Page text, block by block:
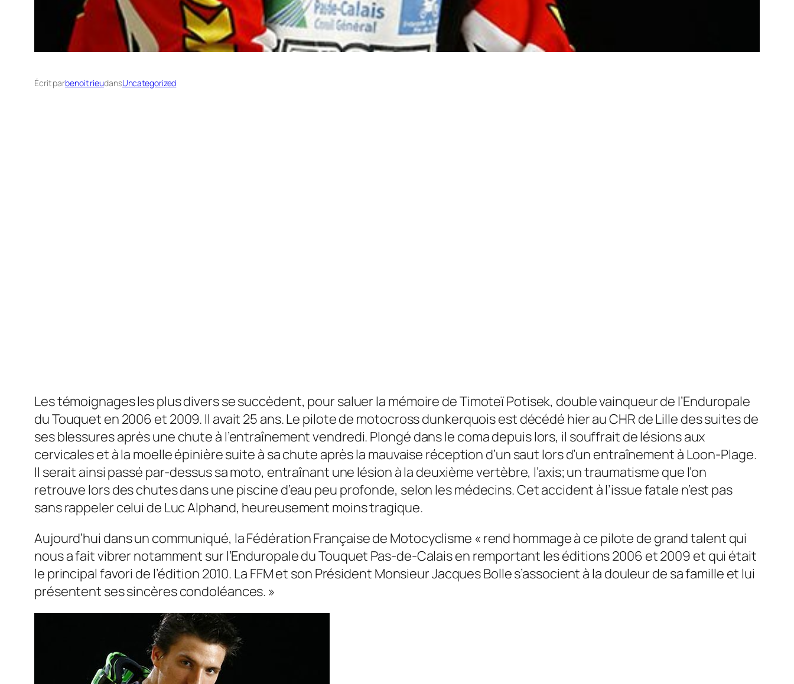
Écrit parbenoit rieudansUncategorized
Les témoignages les plus divers se succèdent, pour saluer la mémoire de Timoteï Potisek, double vainqueur de l’Enduropale
du Touquet en 2006 et 2009. Il avait 25 ans. Le pilote de motocross dunkerquois est décédé hier au CHR de Lille des suites de
ses blessures après une chute à l’entraînement vendredi. Plongé dans le coma depuis lors, il souffrait de lésions aux
cervicales et à la moelle épinière suite à sa chute après la mauvaise réception d’un saut lors d’un entraînement à Loon-Plage.
Il serait ainsi passé par-dessus sa moto, entraînant une lésion à la deuxième vertèbre, l’axis; un traumatisme que l’on
retrouve lors des chutes dans une piscine d’eau peu profonde, selon les médecins. Cet accident à l’issue fatale n’est pas
sans rappeler celui de Luc Alphand, heureusement moins tragique.
Aujourd’hui dans un communiqué, la Fédération Française de Motocyclisme « rend hommage à ce pilote de grand talent qui
nous a fait vibrer notamment sur l’Enduropale du Touquet Pas-de-Calais en remportant les éditions 2006 et 2009 et qui était
le principal favori de l’édition 2010. La FFM et son Président Monsieur Jacques Bolle s’associent à la douleur de sa famille et lui
présentent ses sincères condoléances. »